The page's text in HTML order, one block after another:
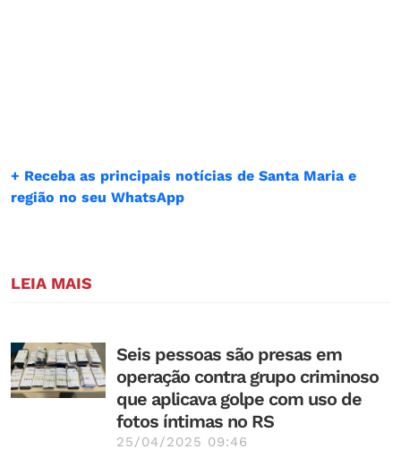
+ Receba as principais notícias de Santa Maria e
região no seu WhatsApp
LEIA MAIS
Seis pessoas são presas em
operação contra grupo criminoso
que aplicava golpe com uso de
fotos íntimas no RS
25/04/2025 09:46